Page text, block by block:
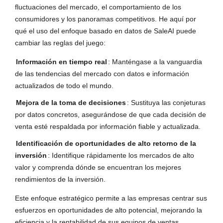
fluctuaciones del mercado, el comportamiento de los
consumidores y los panoramas competitivos. He aquí por
qué el uso del enfoque basado en datos de SaleAI puede
cambiar las reglas del juego:
Información en tiempo real : Manténgase a la vanguardia
de las tendencias del mercado con datos e información
actualizados de todo el mundo.
Mejora de la toma de decisiones: Sustituya las conjeturas
por datos concretos, asegurándose de que cada decisión de
venta esté respaldada por información fiable y actualizada.
Identificación de oportunidades de alto retorno de la
inversión : Identifique rápidamente los mercados de alto
valor y comprenda dónde se encuentran los mejores
rendimientos de la inversión.
Este enfoque estratégico permite a las empresas centrar sus
esfuerzos en oportunidades de alto potencial, mejorando la